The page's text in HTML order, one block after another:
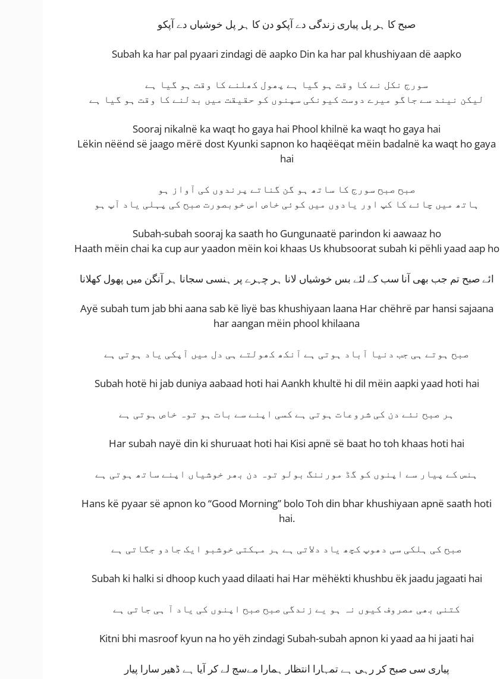
صبح کا ہر پل پیاری زندگی دے آپکو دن کا ہر پل خوشیاں دے آپکو
Subah ka har pal pyaari zindagi dë aapko Din ka har pal khushiyaan dë aapko
سورج نکل نے کا وقت ہو گیا ہے پھول کھلنے کا وقت ہو گیا ہے
لیکن نیند سے جاگو میرے دوست کیونکی سپنوں کو حقیقت میں بدلنے کا وقت ہو گیا ہے
Sooraj nikalnë ka waqt ho gaya hai Phool khilnë ka waqt ho gaya hai
Lëkin nëënd së jaago mërë dost Kyunki sapnon ko haqëëqat mëin badalnë ka waqt ho gaya
hai
صبح صبح سورج کا ساتھ ہو گن گناتے پرندوں کی آواز ہو
ہاتھ میں چائے کا کپ اور یادوں میں کوئی خاص اس خوبصورت صبح کی پہلی یاد آپ ہو
Subah-subah sooraj ka saath ho Gungunaatë parindon ki aawaaz ho
Haath mëin chai ka cup aur yaadon mëin koi khaas Us khubsoorat subah ki pëhli yaad aap ho
ائے صبح تم جب بھی آنا سب کے لئے بس خوشیاں لانا ہر چہرے پر ہنسی سجانا ہر آنگن میں پھول کھلانا
Ayë subah tum jab bhi aana sab kë liyë bas khushiyaan laana Har chëhrë par hansi sajaana
har aangan mëin phool khilaana
صبح ہوتے ہی جب دنیا آباد ہوتی ہے آنکھ کھولتے ہی دل میں آپکی یاد ہوتی ہے
Subah hotë hi jab duniya aabaad hoti hai Aankh khultë hi dil mëin aapki yaad hoti hai
ہر صبح نئے دن کی شروعات ہوتی ہے کسی اپنے سے بات ہو توہ خاص ہوتی ہے
Har subah nayë din ki shuruaat hoti hai Kisi apnë së baat ho toh khaas hoti hai
ہنس کے پیار سے اپنوں کو گڈ مورننگ بولو توہ دن بھر خوشیاں اپنے ساتھ ہوتی ہے
Hans kë pyaar së apnon ko “Good Morning” bolo Toh din bhar khushiyaan apnë saath hoti
hai.
صبح کی ہلکی سی دھوپ کچھ یاد دلاتی ہے ہر مہکتی خوشبو ایک جادو جگاتی ہے
Subah ki halki si dhoop kuch yaad dilaati hai Har mëhëkti khushbu ëk jaadu jagaati hai
کتنی بھی مصروف کیوں نہ ہو یے زندگی صبح صبح اپنوں کی یاد آ ہی جاتی ہے
Kitni bhi masroof kyun na ho yëh zindagi Subah-subah apnon ki yaad aa hi jaati hai
پیاری سی صبح کر رہی ہے تمہارا انتظار ہمارا مےسج لے کر آیا ہے ڈھیر سارا پیار